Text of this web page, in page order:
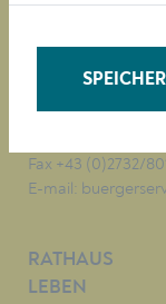
Magistrat der
Fax +43 (0)2732/
E-mail:
RATHAUS
LEBEN